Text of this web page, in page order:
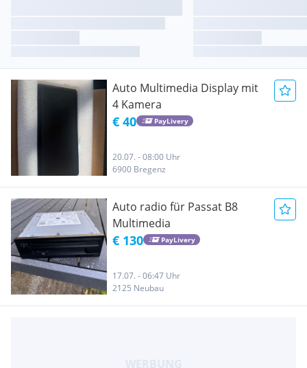
Auto Multimedia Display mit
4 Kamera
€ 40 PayLivery
20.07. - 08:00 Uhr
6900 Bregenz
Auto radio für Passat B8
Multimedia
€ 130 PayLivery
17.07. - 06:47 Uhr
2125 Neubau